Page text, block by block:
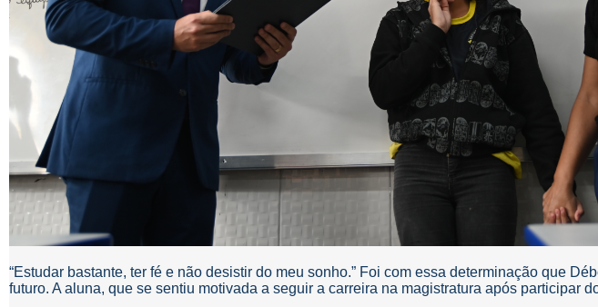
“Estudar bastante, ter fé e não desistir do meu sonho.” Foi com essa determinação que
futuro. A aluna, que se sentiu motivada a seguir a carreira na magistratura após